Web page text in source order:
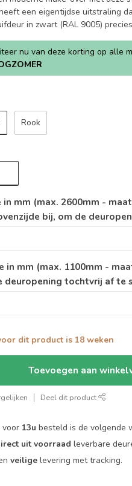
een eigentijdse uitstraling
in zwart (RAL 9005)
nu van deze korting op alle
Rook
mm (max. 2600mm -
bij, om de
in mm (max. 1100mm -
deuropening tochtvrij af te
dit product is 18 weken
Toevoegen aan
Deel dit product
voor 13u besteld is de volgende
uit voorraad leverbare
veiligelevering met tracking.